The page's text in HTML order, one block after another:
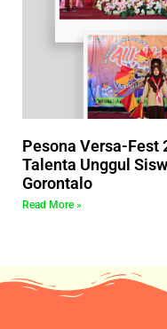
Pesona Versa-Fest
Talenta Unggul
Gorontalo
Read More »